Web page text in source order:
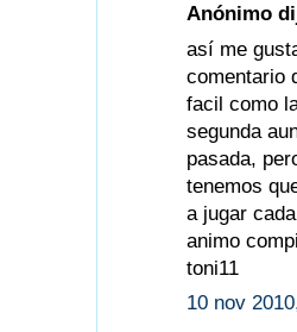
Anónimo
así me
comentario
facil como
segunda
pasada,
tenemos
a jugar
animo
toni11
10 nov